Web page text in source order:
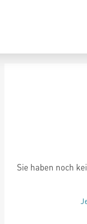
Sie haben noch